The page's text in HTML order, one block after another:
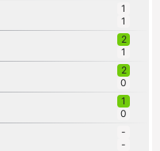
1
1
2
1
2
0
1
0
-
-